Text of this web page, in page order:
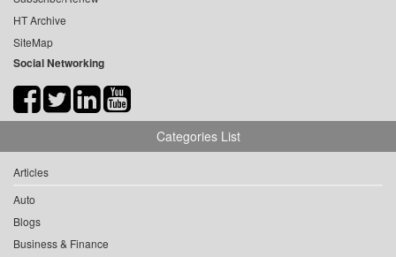
HT Archive
SiteMap
Social Networking
Categories List
Articles
Auto
Blogs
Business & Finance